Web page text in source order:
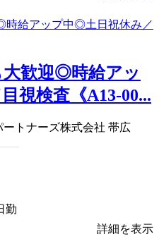
大歓迎◎時給アッ
視検査《A13-00...
トナーズ株式会社 帯広
勤
詳細を表示